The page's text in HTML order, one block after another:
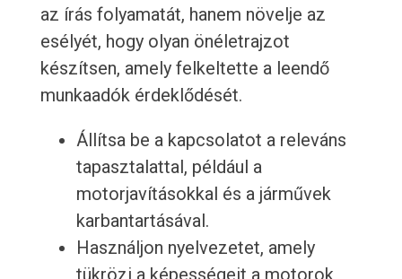
az írás folyamatát, hanem növelje az
esélyét, hogy olyan önéletrajzot
készítsen, amely felkeltette a leendő
munkaadók érdeklődését.
Állítsa be a kapcsolatot a releváns
tapasztalattal, például a
motorjavításokkal és a járművek
karbantartásával.
Használjon nyelvezetet, amely
tükrözi a képességeit a motorok